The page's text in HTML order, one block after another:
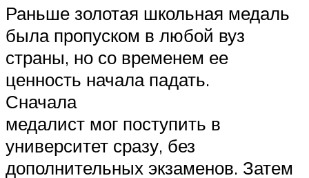
Раньше золотая школьная медаль
была пропуском в любой вуз
страны, но со временем ее
ценность начала падать.
Сначала
медалист мог поступить в
университет сразу, без
дополнительных экзаменов. Затем